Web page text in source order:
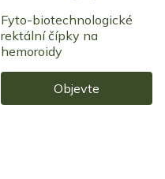
Fyto-biotechnologické
rektální čípky na
hemoroidy
Objevte